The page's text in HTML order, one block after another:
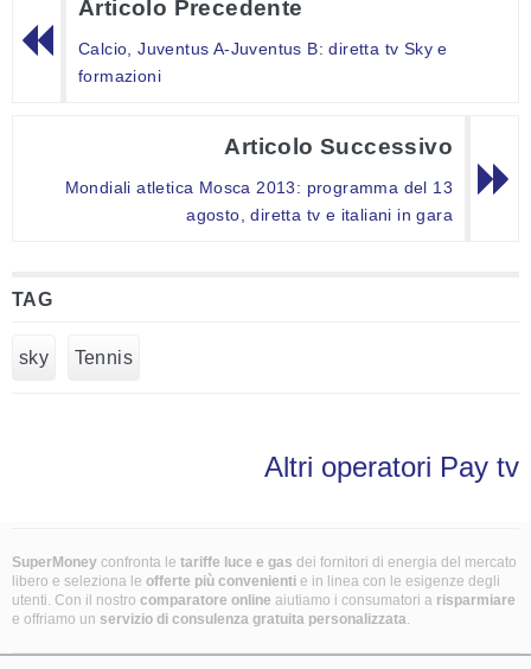
Articolo Precedente
Calcio, Juventus A-Juventus B: diretta tv Sky e
formazioni
Articolo Successivo
Mondiali atletica Mosca 2013: programma del 13
agosto, diretta tv e italiani in gara
TAG
sky Tennis
Altri operatori Pay tv
SuperMoney confronta le tariffe luce e gas dei fornitori di energia del mercato
libero e seleziona le offerte più convenienti e in linea con le esigenze degli
utenti. Con il nostro comparatore online aiutiamo i consumatori a risparmiare
e offriamo un servizio di consulenza gratuita personalizzata.